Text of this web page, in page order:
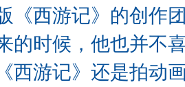
《西游记》的创作
的时候，他也并不
西游记》还是拍动